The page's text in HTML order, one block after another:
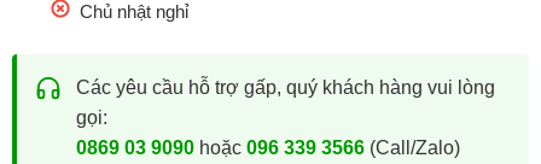
Chủ nhật nghỉ
Các yêu cầu hỗ trợ gấp, quý khách hàng vui lòng
gọi:
0869 03 9090hoặc 096 339 3566(Call/Zalo)